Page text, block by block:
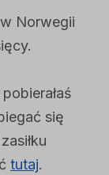
Norwegii
się
tutaj.